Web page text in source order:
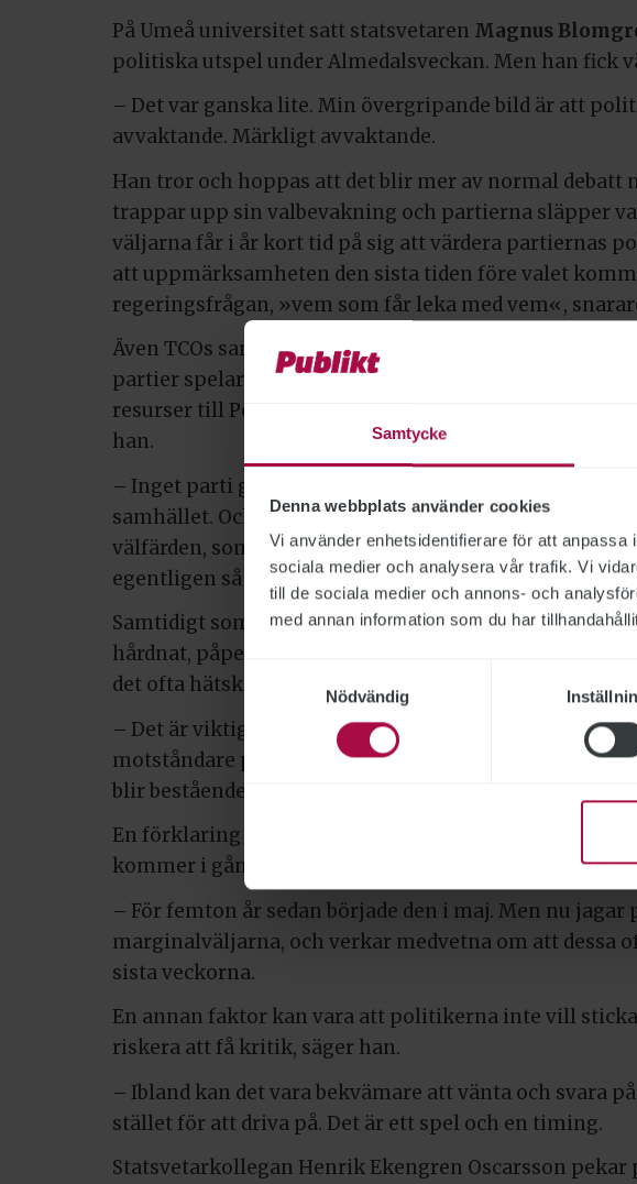
Samtycke
Denna webbplats använder cookies
Vi använder enhetsidentifierare för att
sociala medier och analysera vår trafik. Vi
till de sociala medier och annons- och
med annan information som du har
Nödvändig
På Umeå universitet satt statsvetaren Magnus
politiska utspel under Almedalsveckan. Men han fick
– Det var ganska lite. Min övergripande bild är att
avvaktande. Märkligt avvaktande.
Han tror och hoppas att det blir mer av normal debatt
trappar upp sin valbevakning och partierna släpper
väljarna får i år kort tid på sig att värdera partiernas
att uppmärksamheten den sista tiden före valet
regeringsfrågan, »vem som får leka med vem«,
Även TCOs samhällspolitiske chef
partier spelar på samma planhalva vad gäller
resurser till Polisen, men det blir mest symbol- och
han.
– Inget parti går till val på en tydlig idé om hur man
samhället. Och vi har få klara konfliktlinjer. Inte ens
välfärden, som partierna beskriver som en ideologisk
egentligen så svartvitt som de vill påskina.
Samtidigt som skiljelinjerna är oklara har tonen i det
hårdnat, påpekar Samuel Engblom. Han gissar att
det ofta hätska tilltalet i sociala medier.
– Det är viktigt att alla partiföreträdare, uppifrån och
motståndare på ett respektfullt sätt. Annars riskerar vi
blir bestående.
En förklaring till den vacklande starten på valrörelsen
kommer i gång allt senare, tror statsvetaren Magnus
– För femton år sedan började den i maj. Men nu jagar
marginalväljarna, och verkar medvetna om att dessa
sista veckorna.
En annan faktor kan vara att politikerna inte vill
riskera att få kritik, säger han.
– Ibland kan det vara bekvämare att vänta och svara
stället för att driva på. Det är ett spel och en timing.
Statsvetarkollegan Henrik Ekengren Oscarsson